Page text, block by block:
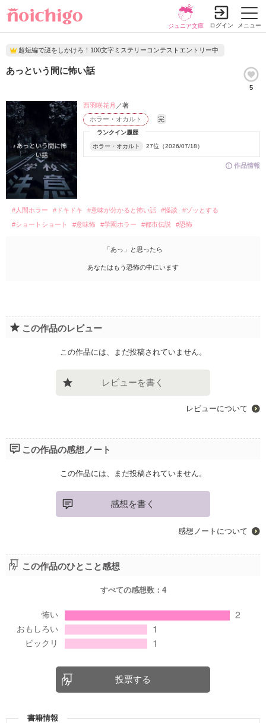
メニュー
ジュニア文庫 ログイン
超短編で謎をしかけろ！100文字ミステリーコンテストエントリー中
あっという間に怖い話
5
作品情報
ランクイン履歴
ホラー・オカルト 27位（2026/07/18）
ホラー・オカルト 完
西羽咲花月 ／著
#人間ホラー #ドキドキ #意味が分かると怖い話 #怪談
#ゾッとする
#ショートショート
#意味怖 #学園ホラー #都市伝説 #恐怖
「あっ」と思ったら
あなたはもう恐怖の中にいます
この作品のレビュー
この作品には、まだ投稿されていません。
レビューを書く
レビューについて
この作品の感想ノート
この作品には、まだ投稿されていません。
感想を書く
感想ノートについて
この作品のひとこと感想
すべての感想数： 4
投票する
書籍情報